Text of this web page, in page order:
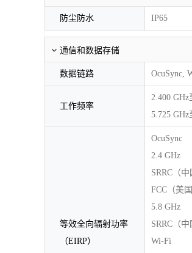
防尘防水 IP65
通信和数据存储
数据链路 OcuSync,
工作频率
2.400
5.725
等效全向辐射功率
（EIRP）
OcuSync
2.4 GHz
SRRC（
FCC（美
5.8 GHz
SRRC（
Wi-Fi